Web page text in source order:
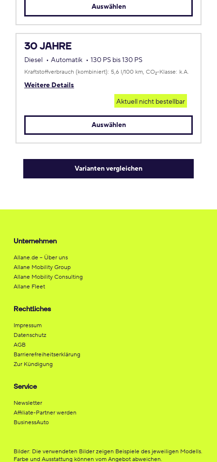
Auswählen
30 JAHRE
Diesel Automatik 130 PS bis 130 PS
Weitere Details
Kraftstoffverbrauch (kombiniert): 5,6 l/100 km CO2-Klasse: k.A.
Aktuell nicht bestellbar
Auswählen
Varianten vergleichen
Unternehmen
Allane.de – Über uns
Allane Mobility Group
Allane Mobility Consulting
Allane Fleet
Rechtliches
Impressum
Datenschutz
AGB
Barrierefreiheitserklärung
Zur Kündigung
Service
Newsletter
Affiliate-Partner werden
BusinessAuto
Bilder: Die verwendeten Bilder zeigen Beispiele des jeweiligen Modells.
Farbe und Ausstattung können vom Angebot abweichen.